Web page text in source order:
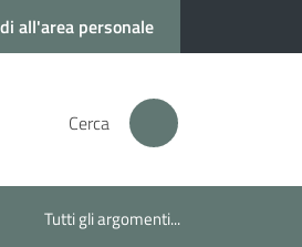
all'area personale
Cerca
Tutti gli argomenti...